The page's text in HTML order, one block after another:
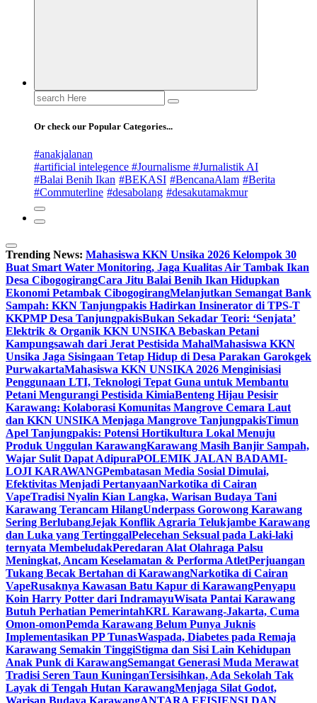
Search
for:
Or check our Popular Categories...
#anakjalanan
#artificial intelegence #Journalisme #Jurnalistik AI
#Balai Benih Ikan #BEKASI #BencanaAlam #Berita
#Commuterline #desabolang #desakutamakmur
Trending News: Mahasiswa KKN Unsika 2026 Kelompok 30
Buat Smart Water Monitoring, Jaga Kualitas Air Tambak Ikan
Desa CibogogirangCara Jitu Balai Benih Ikan Hidupkan
Ekonomi Petambak CibogogirangMelanjutkan Semangat Bank
Sampah: KKN Tanjungpakis Hadirkan Insinerator di TPS-T
KKPMP Desa TanjungpakisBukan Sekadar Teori: ‘Senjata’
Elektrik & Organik KKN UNSIKA Bebaskan Petani
Kampungsawah dari Jerat Pestisida MahalMahasiswa KKN
Unsika Jaga Sisingaan Tetap Hidup di Desa Parakan Garokgek
PurwakartaMahasiswa KKN UNSIKA 2026 Menginisiasi
Penggunaan LTI, Teknologi Tepat Guna untuk Membantu
Petani Mengurangi Pestisida KimiaBenteng Hijau Pesisir
Karawang: Kolaborasi Komunitas Mangrove Cemara Laut
dan KKN UNSIKA Menjaga Mangrove TanjungpakisTimun
Apel Tanjungpakis: Potensi Hortikultura Lokal Menuju
Produk Unggulan KarawangKarawang Masih Banjir Sampah,
Wajar Sulit Dapat AdipuraPOLEMIK JALAN BADAMI-
LOJI KARAWANGPembatasan Media Sosial Dimulai,
Efektivitas Menjadi PertanyaanNarkotika di Cairan
VapeTradisi Nyalin Kian Langka, Warisan Budaya Tani
Karawang Terancam HilangUnderpass Gorowong Karawang
Sering BerlubangJejak Konflik Agraria Telukjambe Karawang
dan Luka yang TertinggalPelecehan Seksual pada Laki-laki
ternyata MembeludakPeredaran Alat Olahraga Palsu
Meningkat, Ancam Keselamatan & Performa AtletPerjuangan
Tukang Becak Bertahan di KarawangNarkotika di Cairan
VapeRusaknya Kawasan Batu Kapur di KarawangPenyapu
Koin Harry Potter dari IndramayuWisata Pantai Karawang
Butuh Perhatian PemerintahKRL Karawang-Jakarta, Cuma
Omon-omonPemda Karawang Belum Punya Juknis
Implementasikan PP TunasWaspada, Diabetes pada Remaja
Karawang Semakin TinggiStigma dan Sisi Lain Kehidupan
Anak Punk di KarawangSemangat Generasi Muda Merawat
Tradisi Seren Taun KuninganTersisihkan, Ada Sekolah Tak
Layak di Tengah Hutan KarawangMenjaga Silat Godot,